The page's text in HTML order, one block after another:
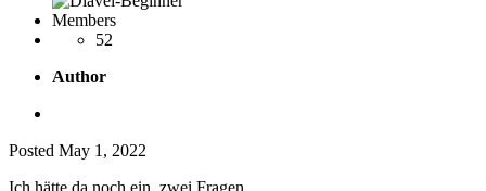
Members
52
Author
Posted May 1, 2022